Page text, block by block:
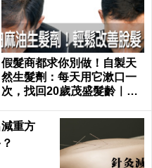
假髮商都求你別做！自製天
然生髮劑：每天用它漱口一
次，找回20歲茂盛髮齡｜每
重方